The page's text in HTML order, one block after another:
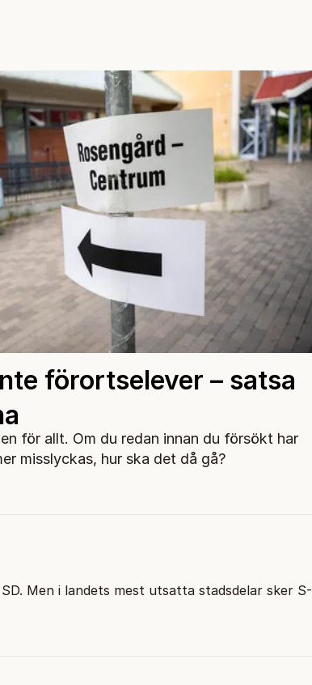
förortselever – satsa
för allt. Om du redan innan du försökt har
misslyckas, hur ska det då gå?
Men i landets mest utsatta stadsdelar sker S-